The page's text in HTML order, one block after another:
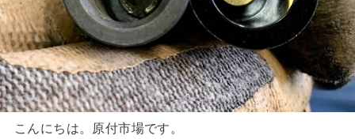
こんにちは。原付市場です。